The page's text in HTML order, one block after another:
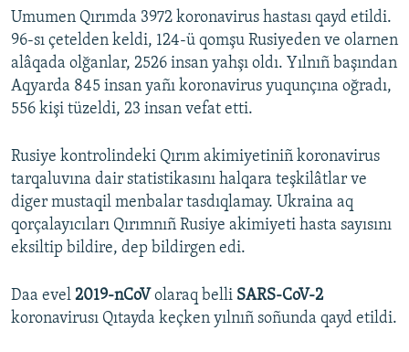
Umumen Qırımda 3972 koronavirus hastası qayd etildi.
96-sı çetelden keldi, 124-ü qomşu Rusiyeden ve olarnen
alâqada olğanlar, 2526 insan yahşı oldı. Yılnıñ başından
Aqyarda 845 insan yañı koronavirus yuqunçına oğradı,
556 kişi tüzeldi, 23 insan vefat etti.
Rusiye kontrolindeki Qırım akimiyetiniñ koronavirus
tarqaluvına dair statistikasını halqara teşkilâtlar ve
diger mustaqil menbalar tasdıqlamay. Ukraina aq
qorçalayıcıları Qırımnıñ Rusiye akimiyeti hasta sayısını
eksiltip bildire, dep bildirgen edi.
Daa evel 2019-nCoV olaraq belli SARS-CoV-2
koronavirusı Qıtayda keçken yılnıñ soñunda qayd etildi.